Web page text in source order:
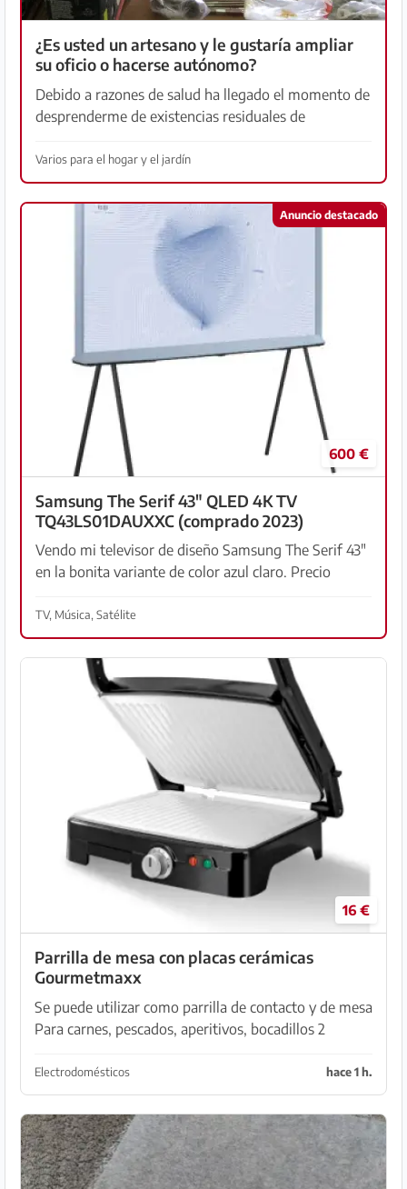
¿Es usted un artesano y le gustaría ampliar
su oficio o hacerse autónomo?
Debido a razones de salud ha llegado el momento de
desprenderme de existencias residuales de
ventanas, así como de técnica de cierre en general.
La mayor...
Varios para el hogar y el jardín
Anuncio destacado
600 €
Samsung The Serif 43" QLED 4K TV
TQ43LS01DAUXXC (comprado 2023)
Vendo mi televisor de diseño Samsung The Serif 43"
en la bonita variante de color azul claro. Precio
UHD, diseño icónico (Ronan & Erwan Bouroullec) ✅
Per...
TV, Música, Satélite
16 €
Parrilla de mesa con placas cerámicas
Gourmetmaxx
Se puede utilizar como parrilla de contacto y de mesa
Para carnes, pescados, aperitivos, bocadillos 2
revestimiento cerámico antiadherente Con
instruccion...
Electrodomésticos hace 1 h.